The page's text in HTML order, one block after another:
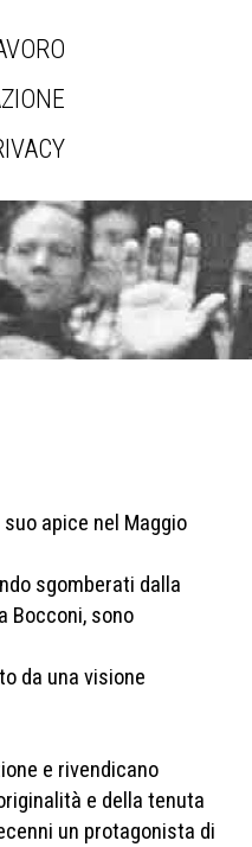
apice nel Maggio
sgomberati dalla
Bocconi, sono
da una visione
e rivendicano
e della tenuta
un protagonista di